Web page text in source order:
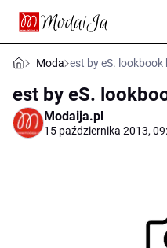
Moda est by eS. lookbook
est by eS.
Modaija.pl
15 października 2013,